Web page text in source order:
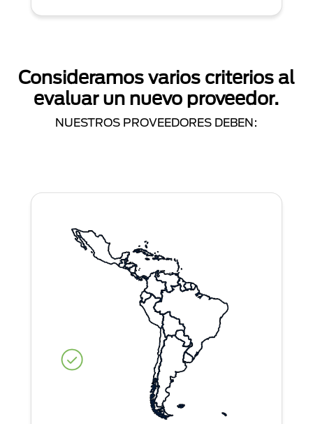
Consideramos varios criterios al
evaluar un nuevo proveedor.
NUESTROS PROVEEDORES DEBEN: